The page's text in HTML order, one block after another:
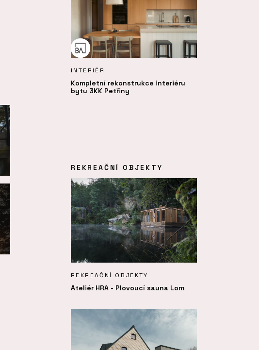
INTERIÉR
Kompletní rekonstrukce interiéru
bytu 3KK Petřiny
REKREAČNÍ OBJEKTY
REKREAČNÍ OBJEKTY
Ateliér HRA - Plovoucí sauna Lom